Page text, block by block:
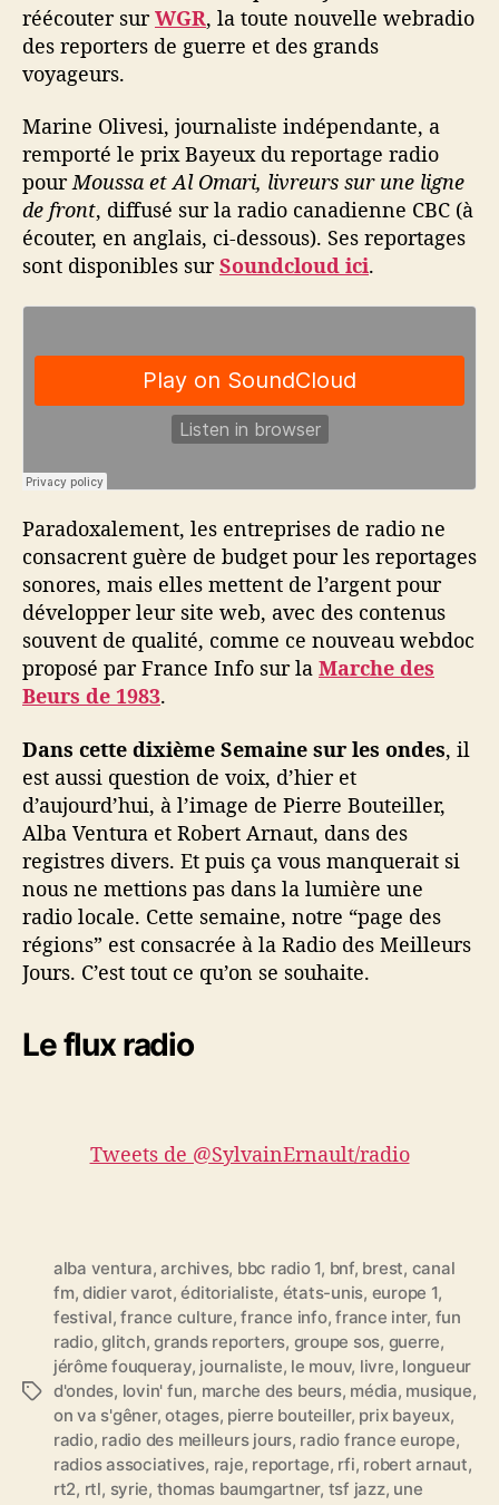
réécouter surWGR, la toute nouvelle webradio
des reporters de guerre et des grands
voyageurs.
Marine Olivesi, journaliste indépendante, a
remporté le prix Bayeux du reportage radio
pourMoussa et Al Omari, livreurs sur une ligne
de front, diffusé sur la radio canadienne CBC (à
écouter, en anglais, ci-dessous). Ses reportages
sont disponibles surSoundcloud ici.
Paradoxalement, les entreprises de radio ne
consacrent guère de budget pour les reportages
sonores, mais elles mettent de l’argent pour
développer leur site web, avec des contenus
souvent de qualité, comme ce nouveau webdoc
proposé par France Info sur la Marche des
Beurs de 1983.
Dans cette dixième Semaine sur les ondes, il
est aussi question de voix, d’hier et
d’aujourd’hui, à l’image de Pierre Bouteiller,
Alba Ventura et Robert Arnaut, dans des
registres divers. Et puis ça vous manquerait si
nous ne mettions pas dans la lumière une
radio locale. Cette semaine, notre “page des
régions” est consacrée à la Radio des Meilleurs
Jours. C’est tout ce qu’on se souhaite.
Le flux radio
Tweets de @SylvainErnault/radio
É
alba ventura,archives, bbc radio 1, bnf, brest, canal
fm, didier varot,éditorialiste, états-unis, europe 1,
festival,france culture,france info,france inter, fun
radio,glitch,grands reporters, groupe sos, guerre,
jérôme fouqueray, journaliste, le mouv, livre, longueur
d'ondes, lovin' fun, marche des beurs, média, musique,
on va s'gêner,otages, pierre bouteiller, prix bayeux,
radio, radio des meilleurs jours, radio france europe,
radios associatives, raje, reportage, rfi, robert arnaut,
rt2, rtl, syrie, thomas baumgartner, tsf jazz, une